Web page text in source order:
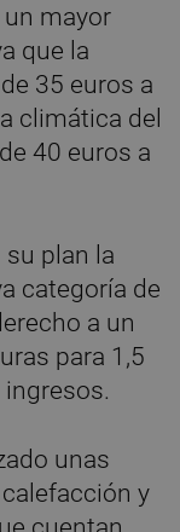
un mayor
que la
35 euros a
climática del
40 euros a
su plan la
categoría de
a un
para 1,5
unas
y